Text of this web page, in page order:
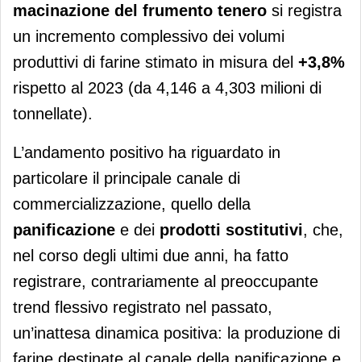
macinazione del frumento tenero si registra
un incremento complessivo dei volumi
produttivi di farine stimato in misura del +3,8%
rispetto al 2023 (da 4,146 a 4,303 milioni di
tonnellate).
L’andamento positivo ha riguardato in
particolare il principale canale di
commercializzazione, quello della
panificazione e dei prodotti sostitutivi, che,
nel corso degli ultimi due anni, ha fatto
registrare, contrariamente al preoccupante
trend flessivo registrato nel passato,
un’inattesa dinamica positiva: la produzione di
farine destinate al canale della panificazione e